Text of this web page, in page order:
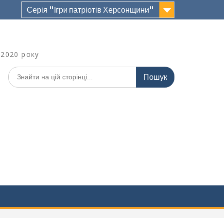
Серія "Ігри патріотів Херсонщини"
року
Шукати: